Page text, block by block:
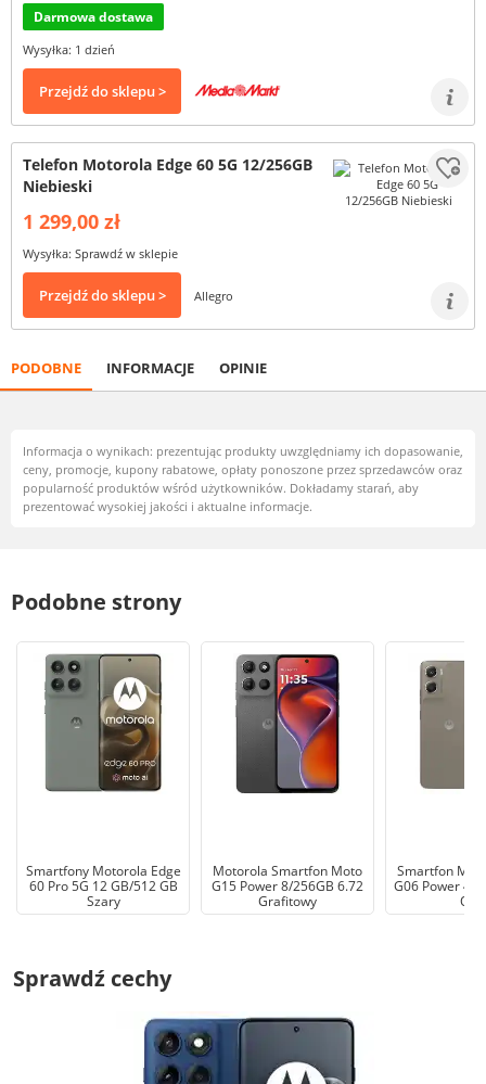
Darmowa dostawa
Wysyłka: 1 dzień
Przejdź do sklepu >
Telefon Motorola Edge 60 5G 12/256GB
Niebieski
1 299,00 zł
Wysyłka: Sprawdź w sklepie
Przejdź do sklepu > Allegro
PODOBNE INFORMACJE OPINIE
Informacja o wynikach: prezentując produkty uwzględniamy ich dopasowanie,
ceny, promocje, kupony rabatowe, opłaty ponoszone przez sprzedawców oraz
popularność produktów wśród użytkowników. Dokładamy starań, aby
prezentować wysokiej jakości i aktualne informacje.
Podobne strony
Smartfony Motorola Edge
60 Pro 5G 12 GB/512 GB
Szary
Motorola Smartfon Moto
G15 Power 8/256GB 6.72
Grafitowy
Smartfon
G06 Power 4/
Oak
Sprawdź cechy